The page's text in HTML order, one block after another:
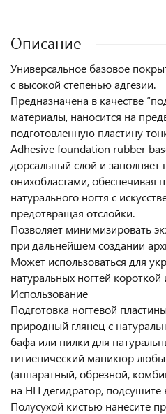
Описание
Универсальное базовое
с высокой степенью адгезии.
Предназначена в качестве
материалы, наносится на
подготовленную пластину
Adhesive foundation rubber
дорсальный слой и
онихобластами, обеспечивая
натурального ногтя с
предотвращая отслойки.
Позволяет минимизировать
при дальнейшем создании
Может использоваться для
натуральных ногтей
Использование
Подготовка ногтевой
природный глянец с
бафа или пилки для
гигиенический маникюр
(аппаратный, обрезной,
на НП дегидратор, подсушите
Полусухой кистью нанесите